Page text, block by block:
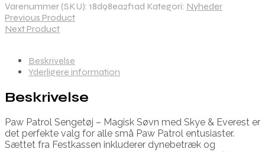
Varenummer (SKU): 18d98ea2f1ad Kategori: Nyheder
Previous Product
Next Product
Beskrivelse
Yderligere information
Beskrivelse
Paw Patrol Sengetøj – Magisk Søvn med Skye & Everest er
det perfekte valg for alle små Paw Patrol entusiaster.
Sættet fra Festkassen inkluderer dynebetræk og